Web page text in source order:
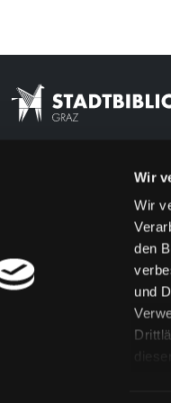
Wir
Wir
den
und
[kju:b]